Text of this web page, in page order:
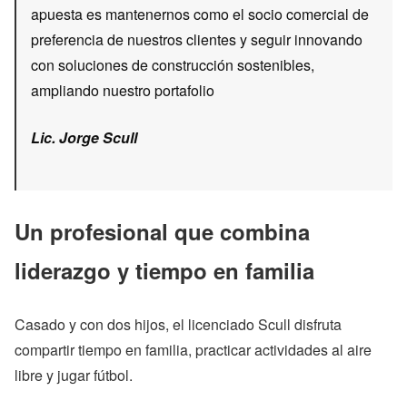
apuesta es mantenernos como el socio comercial de
preferencia de nuestros clientes y seguir innovando
con soluciones de construcción sostenibles,
ampliando nuestro portafolio
Lic. Jorge Scull
Un profesional que combina
liderazgo y tiempo en familia
Casado y con dos hijos, el licenciado Scull disfruta
compartir tiempo en familia, practicar actividades al aire
libre y jugar fútbol.